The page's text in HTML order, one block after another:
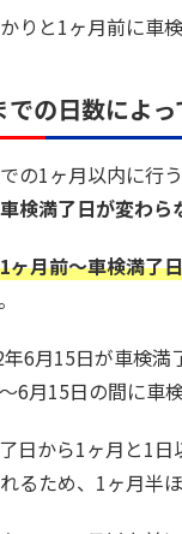
りと1ヶ月前に車
の日数によっ
の1ヶ月以内に行
車検満了日が変わら
ヶ月前～車検満了
6月15日が車検満
6月15日の間に車
日から1ヶ月と1
るため、1ヶ月半